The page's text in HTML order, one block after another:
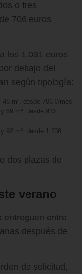
o tres
706 euros
los 1.031 euros
debajo del
según tipología:
46 m², desde 706 €/mes
69 m², desde 913
92 m², desde 1.208
dos plazas de
verano
entreguen entre
después de
de solicitud,